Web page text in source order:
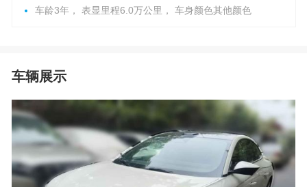
车龄3年， 表显里程6.0万公里， 车身颜色其他颜色
车辆展示